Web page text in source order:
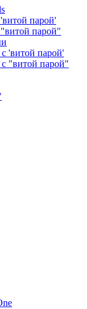
парой'
парой"
'витой парой'
"витой парой"